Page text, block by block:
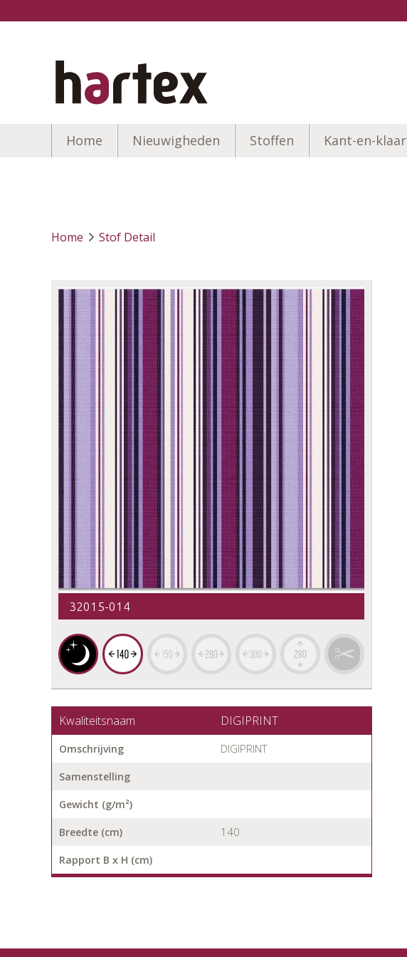
Home Nieuwigheden Stoffen Kant-en-klaar
Home Stof Detail
32015-014
Kwaliteitsnaam DIGIPRINT
Omschrijving DIGIPRINT
Samenstelling
Gewicht (g/m²)
Breedte (cm) 140
Rapport B x H (cm)